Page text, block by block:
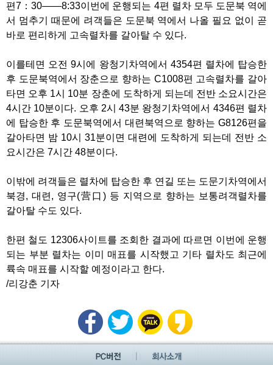
편7：30——8:33이번에 운행되는 4편 렬차 모두 도문북 역에
서 멈추기 때문에 려객들은 도문북 역에서 나올 필요 없이 곧
바로 편리하게 고속렬차를 갈아탈 수 있다.
이를테면 오전 9시에 왕청기차역에서 4354편 렬차에 탑승한
후 도문북역에서 장춘으로 향하는 C1008편 고속렬차를 갈아
타면 오후 1시 10분 장춘에 도착하게 되는데 전반 소요시간은
4시간 10분이다. 오후 2시 43분 왕청기차역에서 4346편 렬차
에 탑승한 후 도문북역에서 대련북역으로 향하는 G8126편을
갈아타면 밤 10시 31분이면 대련에 도착하게 되는데 전반 소
요시간은 7시간 48분이다.
이밖에 려객들은 렬차에 탑승한 후 연길 또는 도문기차역에서
북경, 대련, 영구(营口) 등 지역으로 향하는 보통려객렬차를
갈아탈 수도 있다.
한편 철도 12306사이트를 조회한 결과에 따르면 이번에 운행
되는 부분 렬차는 이미 매표를 시작했고 기타 렬차도 최근에
륙속 매표를 시작할 예정이라고 한다.
/리강춘 기자